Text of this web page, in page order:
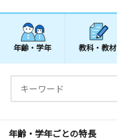
年齢・学年 教科・教材
年齢・学年ごとの特長